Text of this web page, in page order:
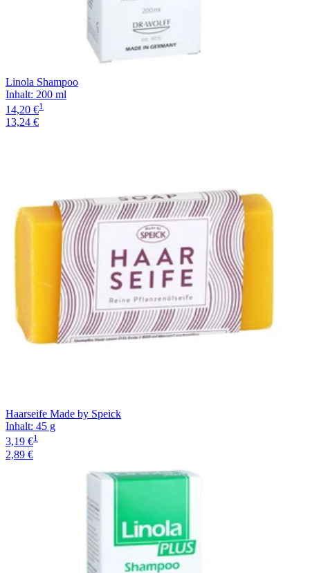
Linola Shampoo
Inhalt: 200 ml
14,20 €1
13,24 €
Haarseife Made by Speick
Inhalt: 45 g
3,19 €1
2,89 €